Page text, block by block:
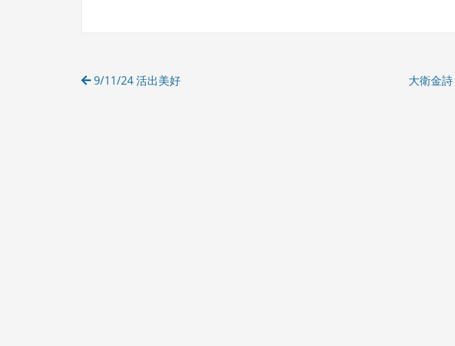
E
Post
9/11/24 活出美好 大衛金